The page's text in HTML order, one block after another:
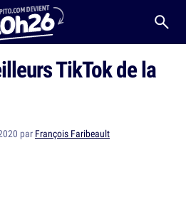
TikTok de la
par François Faribeault